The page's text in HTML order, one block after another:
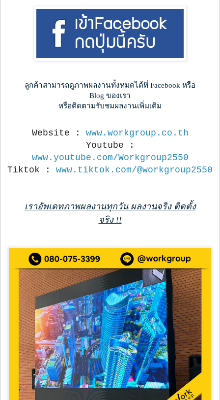
ลูกค้าสามารถดูภาพผลงานทั้งหมดได้ที่ Facebook หรือ
Blog ของเรา
หรือติดตามรับชมผลงานเพิ่มเติม
Website : www.workgroup.co.th
Youtube :
www.youtube.com/Workgroup2550
Tiktok : www.tiktok.com/@workgroup2550
เราอัพเดทภาพผลงานทุกวัน ผลงานจริง ติดตั้ง
จริง !!